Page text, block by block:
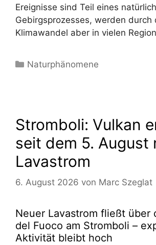
Ereignisse sind Teil eines
Gebirgsprozesses, werden durch
Klimawandel aber in vielen
Kategorien
Naturphänomene
Stromboli: Vulkan
seit dem 5. August
Lavastrom
6. August 2026 von Marc Szeglat
Neuer Lavastrom fließt über
del Fuoco am Stromboli –
Aktivität bleibt hoch